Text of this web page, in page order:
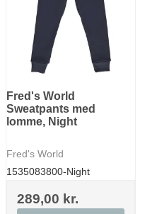
Fred's World
Sweatpants med
lomme, Night
Fred's World
1535083800-Night
289,00 kr.